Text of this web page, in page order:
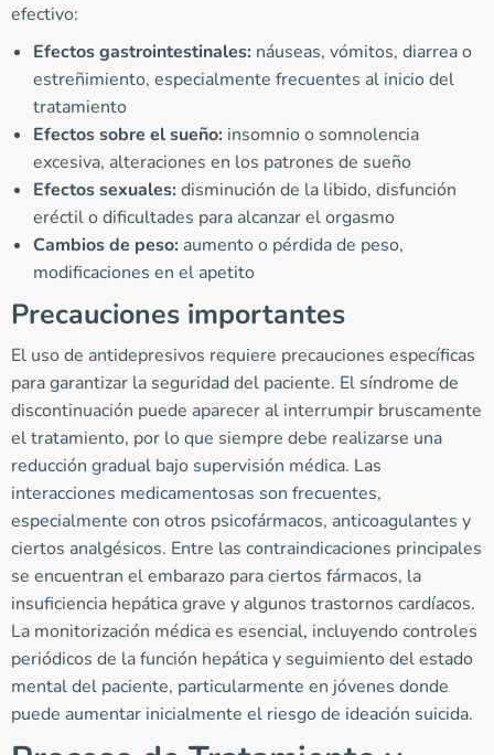
efectivo:
Efectos gastrointestinales: náuseas, vómitos, diarrea o
estreñimiento, especialmente frecuentes al inicio del
tratamiento
Efectos sobre el sueño: insomnio o somnolencia
excesiva, alteraciones en los patrones de sueño
Efectos sexuales: disminución de la libido, disfunción
eréctil o dificultades para alcanzar el orgasmo
Cambios de peso: aumento o pérdida de peso,
modificaciones en el apetito
Precauciones importantes
El uso de antidepresivos requiere precauciones específicas
para garantizar la seguridad del paciente. El síndrome de
discontinuación puede aparecer al interrumpir bruscamente
el tratamiento, por lo que siempre debe realizarse una
reducción gradual bajo supervisión médica. Las
interacciones medicamentosas son frecuentes,
especialmente con otros psicofármacos, anticoagulantes y
ciertos analgésicos. Entre las contraindicaciones principales
se encuentran el embarazo para ciertos fármacos, la
insuficiencia hepática grave y algunos trastornos cardíacos.
La monitorización médica es esencial, incluyendo controles
periódicos de la función hepática y seguimiento del estado
mental del paciente, particularmente en jóvenes donde
puede aumentar inicialmente el riesgo de ideación suicida.